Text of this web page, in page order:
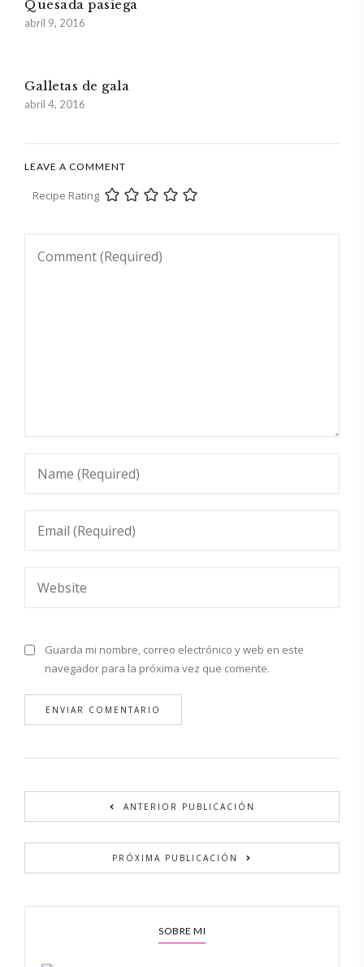
Quesada pasiega
abril 9, 2016
Galletas de gala
abril 4, 2016
LEAVE A COMMENT
Recipe Rating
Guarda mi nombre, correo electrónico y web en este
navegador para la próxima vez que comente.
ANTERIOR PUBLICACIÓN
PRÓXIMA PUBLICACIÓN
SOBRE MI